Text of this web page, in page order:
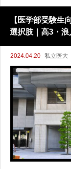
質問に対する答え
プンキャンパスに
す
【医学部受験生
選択肢｜高3・
2024.04.20 私立医大